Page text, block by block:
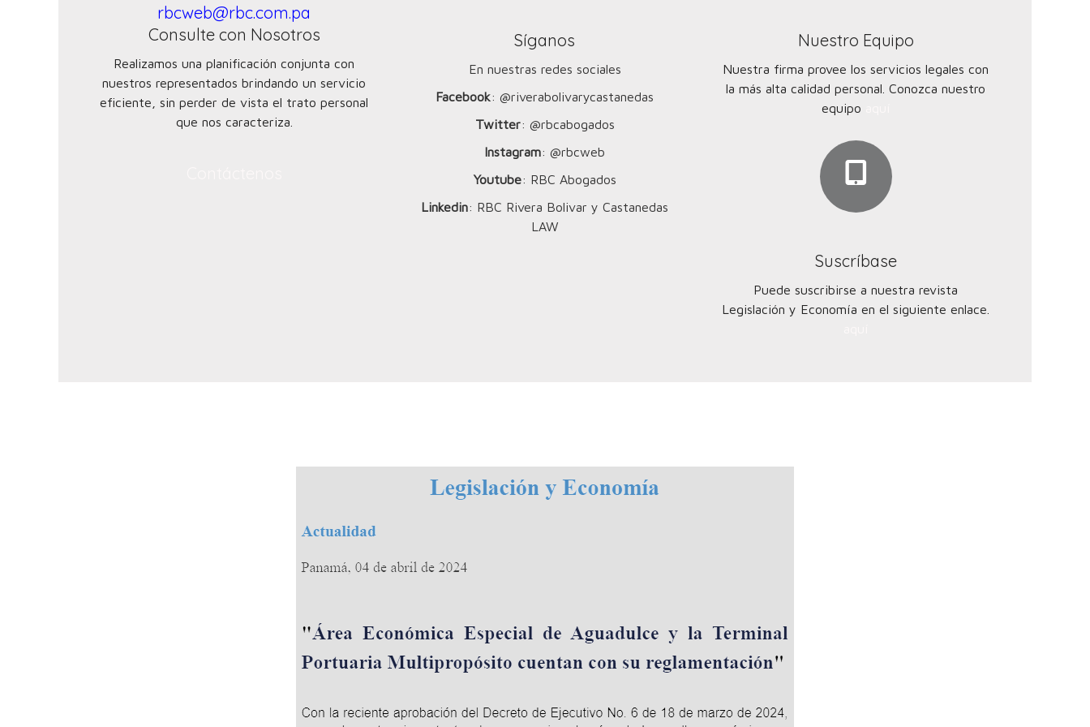
rbcweb@rbc.com.pa
Consulte con Nosotros
Realizamos una planificación conjunta con
nuestros representados brindando un servicio
eficiente, sin perder de vista el trato personal
que nos caracteriza.
Síganos
En nuestras redes sociales
Facebook: @riverabolivarycastanedas
Twitter: @rbcabogados
Instagram: @rbcweb
Youtube: RBC Abogados
Linkedin: RBC Rivera Bolivar y Castanedas
LAW
Nuestro Equipo
Nuestra firma provee los servicios legales con
la más alta calidad personal. Conozca nuestro
equipo
Q
Suscríbase
Puede suscribirse a nuestra revista
Legislación y Economía en el siguiente enlace.